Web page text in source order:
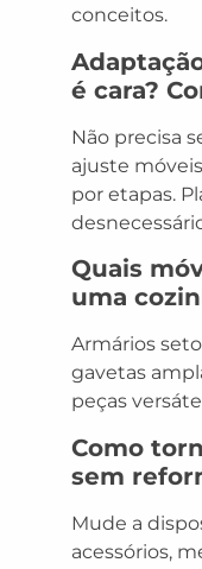
conceitos.
é cara?
Não precisa
ajuste
por etapas.
Quais
uma
Armários
gavetas
peças
Como
sem
Mude a
acessórios,